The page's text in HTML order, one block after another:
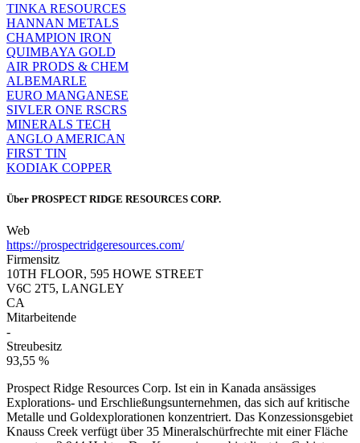
TINKA RESOURCES
HANNAN METALS
CHAMPION IRON
QUIMBAYA GOLD
AIR PRODS & CHEM
ALBEMARLE
EURO MANGANESE
SIVLER ONE RSCRS
MINERALS TECH
ANGLO AMERICAN
FIRST TIN
KODIAK COPPER
Über PROSPECT RIDGE RESOURCES CORP.
Web
https://prospectridgeresources.com/
Firmensitz
10TH FLOOR, 595 HOWE STREET
V6C 2T5, LANGLEY
CA
Mitarbeitende
-
Streubesitz
93,55 %
Prospect Ridge Resources Corp. Ist ein in Kanada ansässiges
Explorations- und Erschließungsunternehmen, das sich auf kritische
Metalle und Goldexplorationen konzentriert. Das Konzessionsgebiet
Knauss Creek verfügt über 35 Mineralschürfrechte mit einer Fläche